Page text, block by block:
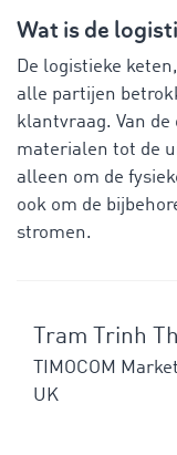
Wat is de
De logistieke
alle partijen
klantvraag. Van
materialen tot de
alleen om de
ook om de
stromen.
Tram Trinh
TIMOCOM
UK